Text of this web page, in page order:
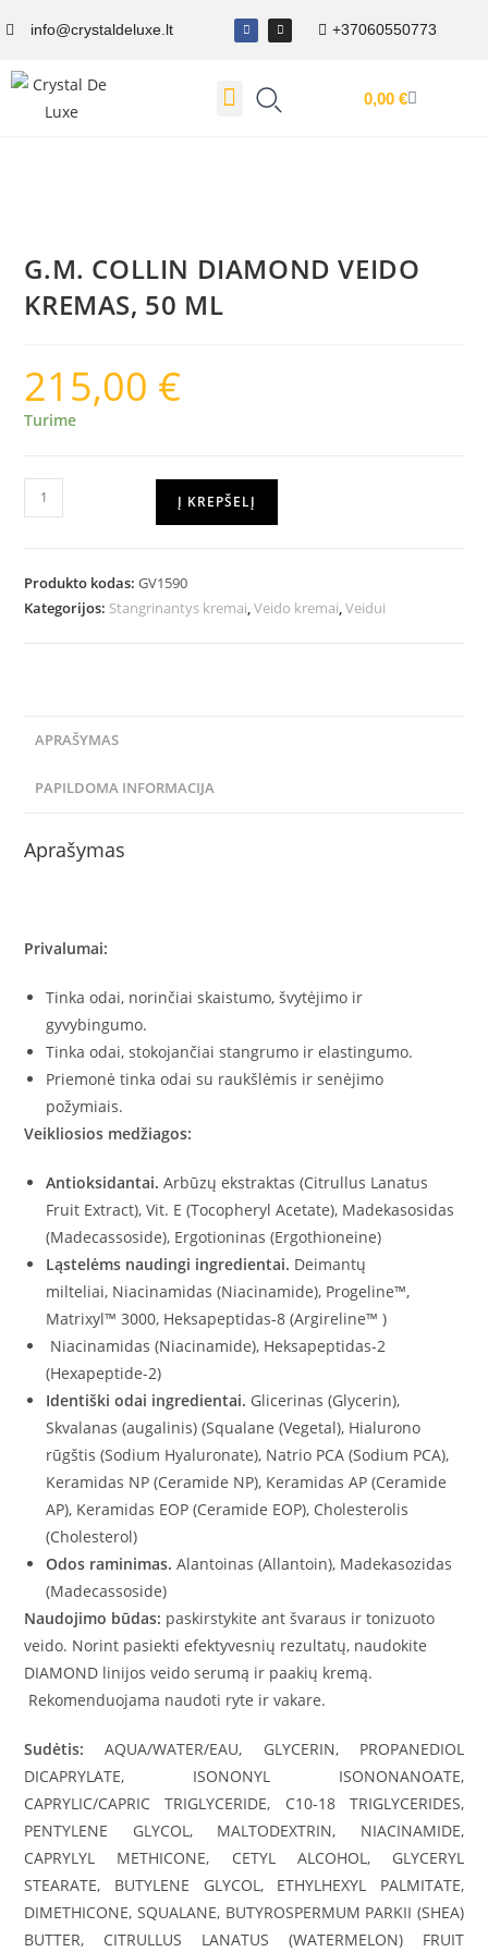
info@crystaldeluxe.lt +37060550773
0,00 €
G.M. COLLIN DIAMOND VEIDO
KREMAS, 50 ML
215,00 €
Turime
Į KREPŠELĮ
Produkto kodas:GV1590
Kategorijos: Stangrinantys kremai ,Veido kremai ,Veidui
APRAŠYMAS
PAPILDOMA INFORMACIJA
Aprašymas
Privalumai:
Tinka odai, norinčiai skaistumo, švytėjimo ir
gyvybingumo.
Tinka odai, stokojančiai stangrumo ir elastingumo.
Priemonė tinka odai su raukšlėmis ir senėjimo
požymiais.
Veikliosios medžiagos:
Antioksidantai.Arbūzų ekstraktas (Citrullus Lanatus
Fruit Extract), Vit. E (Tocopheryl Acetate), Madekasosidas
(Madecassoside), Ergotioninas (Ergothioneine)
Ląstelėms naudingi ingredientai. Deimantų
milteliai, Niacinamidas (Niacinamide), Progeline™,
Matrixyl™ 3000, Heksapeptidas-8 (Argireline™ )
Niacinamidas (Niacinamide), Heksapeptidas-2
(Hexapeptide-2)
Identiški odai ingredientai. Glicerinas (Glycerin),
Skvalanas (augalinis) (Squalane (Vegetal), Hialurono
rūgštis (Sodium Hyaluronate), Natrio PCA (Sodium PCA),
Keramidas NP (Ceramide NP), Keramidas AP (Ceramide
AP), Keramidas EOP (Ceramide EOP), Cholesterolis
(Cholesterol)
Odos raminimas.Alantoinas (Allantoin), Madekasozidas
(Madecassoside)
Naudojimo būdas: paskirstykite ant švaraus ir tonizuoto
veido. Norint pasiekti efektyvesnių rezultatų, naudokite
DIAMOND linijos veido serumą ir paakių kremą.
Rekomenduojama naudoti ryte ir vakare.
Sudėtis: AQUA/WATER/EAU, GLYCERIN, PROPANEDIOL
DICAPRYLATE, ISONONYL ISONONANOATE,
CAPRYLIC/CAPRIC TRIGLYCERIDE, C10-18 TRIGLYCERIDES,
PENTYLENE GLYCOL, MALTODEXTRIN, NIACINAMIDE,
CAPRYLYL METHICONE, CETYL ALCOHOL, GLYCERYL
STEARATE, BUTYLENE GLYCOL, ETHYLHEXYL PALMITATE,
DIMETHICONE, SQUALANE, BUTYROSPERMUM PARKII (SHEA)
BUTTER, CITRULLUS LANATUS (WATERMELON) FRUIT